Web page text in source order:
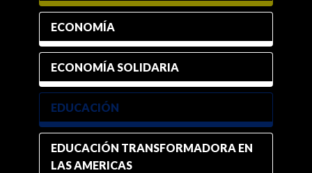
ECONOMÍA
ECONOMÍA SOLIDARIA
EDUCACIÓN
EDUCACIÓN TRANSFORMADORA EN
LAS AMERICAS